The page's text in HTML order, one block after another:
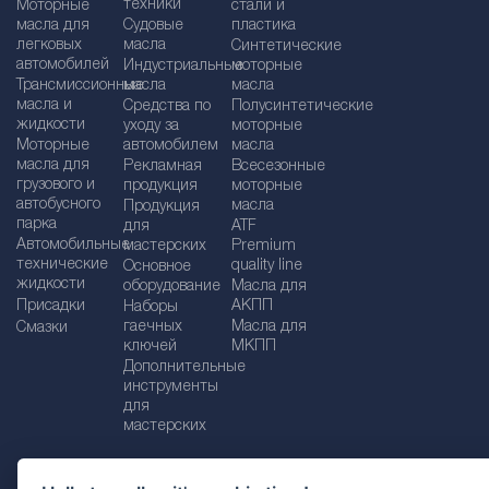
Моторные
масла для
легковых
автомобилей
Трансмиссионные
масла и
жидкости
Моторные
масла для
грузового и
автобусного
парка
Автомобильные
технические
жидкости
Присадки
Смазки
техники
Судовые
масла
Индустриальные
масла
Средства по
уходу за
автомобилем
Рекламная
продукция
Продукция
для
мастерских
Основное
оборудование
Наборы
гаечных
ключей
Дополнительные
инструменты
для
мастерских
стали и
пластика
Синтетические
моторные
масла
Полусинтетические
моторные
масла
Bсесезонные
моторные
масла
ATF
Premium
quality line
Масла для
АКПП
Масла для
МКПП